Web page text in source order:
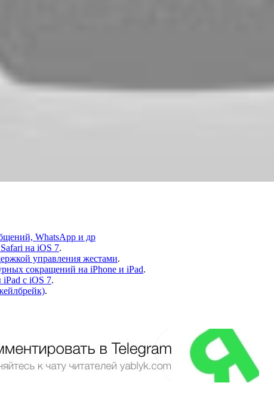
WhatsApp и др
на iOS 7.
управления жестами.
сокращений на iPhone и iPad.
с iOS 7.
.